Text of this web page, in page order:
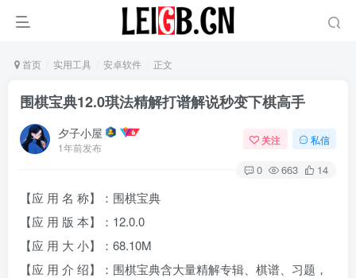
首页 实用工具 安卓软件 正文
围棋宝典12.0琪法精解打谱解说秒变下棋高手
夕子小屋
1年前发布
关注 私信
0 663 14
【应 用 名 称】：围棋宝典
【应 用 版 本】：12.0.0
【应 用 大 小】：68.10M
【应 用 介 绍】：围棋宝典含大量精解专辑、棋谱、习题，